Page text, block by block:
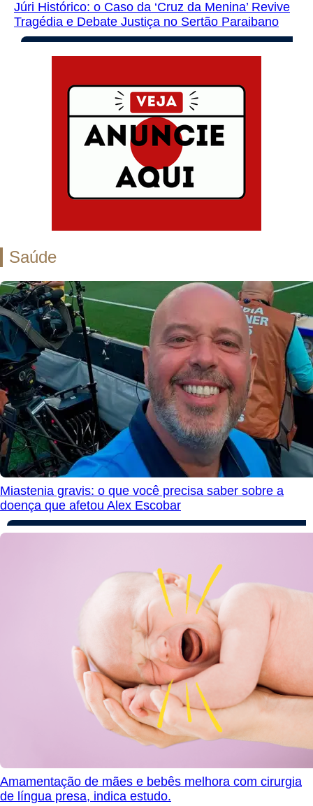
Júri Histórico: o Caso da ‘Cruz da Menina’ Revive
Tragédia e Debate Justiça no Sertão Paraibano
Saúde
Miastenia gravis: o que você precisa saber sobre a
doença que afetou Alex Escobar
Amamentação de mães e bebês melhora com cirurgia
de língua presa, indica estudo.